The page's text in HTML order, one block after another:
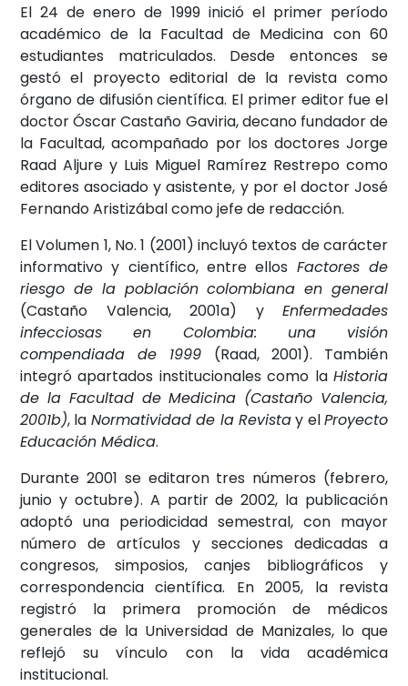
El 24 de enero de 1999 inició el primer período
académico de la Facultad de Medicina con 60
estudiantes matriculados. Desde entonces se
gestó el proyecto editorial de la revista como
órgano de difusión científica. El primer editor fue el
doctor Óscar Castaño Gaviria, decano fundador de
la Facultad, acompañado por los doctores Jorge
Raad Aljure y Luis Miguel Ramírez Restrepo como
editores asociado y asistente, y por el doctor José
Fernando Aristizábal como jefe de redacción.
El Volumen 1, No. 1 (2001) incluyó textos de carácter
informativo y científico, entre ellos Factores de
riesgo de la población colombiana en general
(Castaño Valencia, 2001a) y Enfermedades
infecciosas en Colombia: una visión
compendiada de 1999 (Raad, 2001). También
integró apartados institucionales como la Historia
de la Facultad de Medicina (Castaño Valencia,
2001b), la Normatividad de la Revistay elProyecto
Educación Médica.
Durante 2001 se editaron tres números (febrero,
junio y octubre). A partir de 2002, la publicación
adoptó una periodicidad semestral, con mayor
número de artículos y secciones dedicadas a
congresos, simposios, canjes bibliográficos y
correspondencia científica. En 2005, la revista
registró la primera promoción de médicos
generales de la Universidad de Manizales, lo que
reflejó su vínculo con la vida académica
institucional.